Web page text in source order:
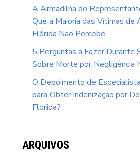
A Armadilha do
Que a Maioria das Vítimas de
Flórida Não Percebe
5 Perguntas a Fazer Durante
Sobre Morte por Negligência
O Depoimento de
para Obter Indenização por
Florida?
ARQUIVOS